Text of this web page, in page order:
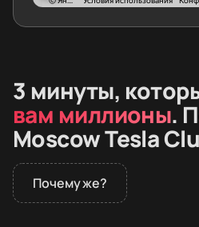
3 минуты,
вам миллионы.
Moscow Tesla
Почему же?